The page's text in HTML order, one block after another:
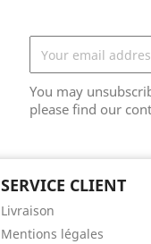
You may
please find our
SERVICE CLIENT
Livraison
Mentions légales